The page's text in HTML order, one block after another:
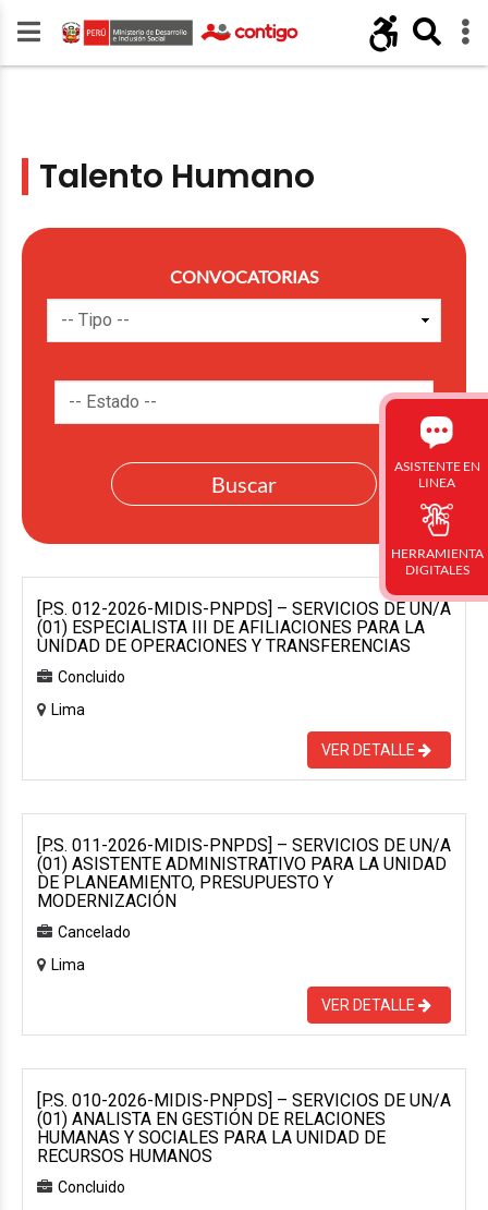
Talento Humano
CONVOCATORIAS
[P.S. 012-2026-MIDIS-PNPDS] – SERVICIOS DE UN/A
(01) ESPECIALISTA III DE AFILIACIONES PARA LA
UNIDAD DE OPERACIONES Y TRANSFERENCIAS
Concluido
Lima
VER DETALLE
[P.S. 011-2026-MIDIS-PNPDS] – SERVICIOS DE UN/A
(01) ASISTENTE ADMINISTRATIVO PARA LA UNIDAD
DE PLANEAMIENTO, PRESUPUESTO Y
MODERNIZACIÓN
Cancelado
Lima
VER DETALLE
[P.S. 010-2026-MIDIS-PNPDS] – SERVICIOS DE UN/A
(01) ANALISTA EN GESTIÓN DE RELACIONES
HUMANAS Y SOCIALES PARA LA UNIDAD DE
RECURSOS HUMANOS
Concluido
ASISTENTE EN
LINEA
HERRAMIENTA
DIGITALES